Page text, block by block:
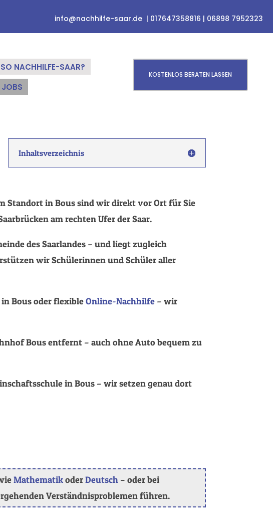
info@nachhilfe-saar.de | 017647358816 | 06898 7952323
NACHHILFE-SAAR?
JOBS
KOSTENLOS BERATEN LASSEN
Inhaltsverzeichnis
Standort in Bous sind wir direkt vor Ort für Sie
am rechten Ufer der Saar.
des Saarlandes – und liegt zugleich
wir Schülerinnen und Schüler aller
Bous oder flexibleOnline-Nachhilfe – wir
Bous entfernt – auch ohne Auto bequem zu
in Bous – wir setzen genau dort
MathematikoderDeutsch – oder bei
Verständnisproblemen führen.